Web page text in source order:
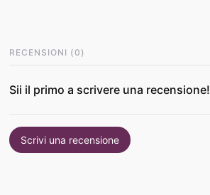
RECENSIONI (0 )
Sii il primo a scrivere una recensione!
Scrivi una recensione